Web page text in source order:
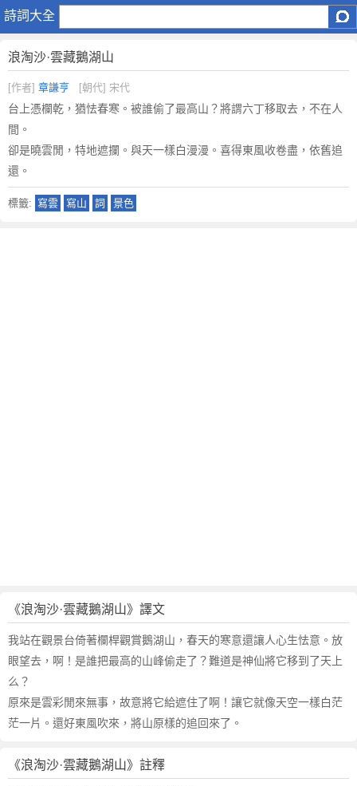
詩詞大全
浪
雲
藏
鵝
湖
山
原
文
注
浪淘沙·雲藏鵝湖山
[作者] 章謙亨 [朝代] 宋代
台上憑欄乾，猶怯春寒。被誰偷了最高山？將謂六丁移取去，不在人
間。
卻是曉雲閒，特地遮攔。與天一樣白漫漫。喜得東風收卷盡，依舊追
還。
標籤: 寫雲 寫山 詞 景色
《浪淘沙·雲藏鵝湖山》譯文
我站在觀景台倚著欄桿觀賞鵝湖山，春天的寒意還讓人心生怯意。放
眼望去，啊！是誰把最高的山峰偷走了？難道是神仙將它移到了天上
么？
原來是雲彩閒來無事，故意將它給遮住了啊！讓它就像天空一樣白茫
茫一片。還好東風吹來，將山原樣的追回來了。
《浪淘沙·雲藏鵝湖山》註釋